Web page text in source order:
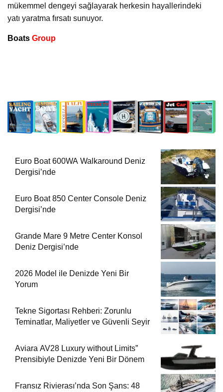
mükemmel dengeyi sağlayarak herkesin hayallerindeki
yatı yaratma fırsatı sunuyor.
Boats Group
Euro Boat 600WA Walkaround Deniz
Dergisi’nde
Euro Boat 850 Center Console Deniz
Dergisi’nde
Grande Mare 9 Metre Center Konsol
Deniz Dergisi’nde
2026 Model ile Denizde Yeni Bir
Yorum
Tekne Sigortası Rehberi: Zorunlu
Teminatlar, Maliyetler ve Güvenli Seyir
Aviara AV28 Luxury without Limits”
Prensibiyle Denizde Yeni Bir Dönem
Fransız Rivierası’nda Son Şans: 48